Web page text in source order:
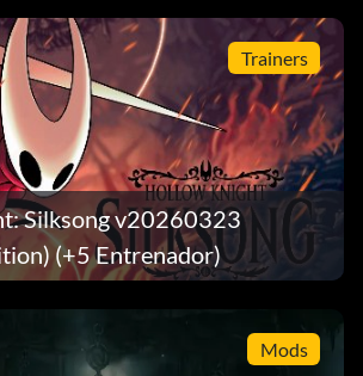
Trainers
Silksong v20260323
(+5 Entrenador)
Mods